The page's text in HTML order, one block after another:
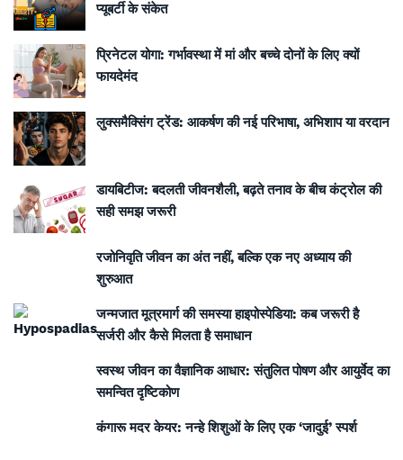
प्यूबर्टी के संकेत
प्रिनेटल योगा: गर्भावस्था में मां और बच्चे दोनों के लिए क्यों
फायदेमंद
लुक्समैक्सिंग ट्रेंड: आकर्षण की नई परिभाषा, अभिशाप या वरदान
डायबिटीज: बदलती जीवनशैली, बढ़ते तनाव के बीच कंट्रोल की
सही समझ जरूरी
रजोनिवृति जीवन का अंत नहीं, बल्कि एक नए अध्याय की
शुरुआत
जन्मजात मूत्रमार्ग की समस्या हाइपोस्पेडिया: कब जरूरी है
सर्जरी और कैसे मिलता है समाधान
स्वस्थ जीवन का वैज्ञानिक आधार: संतुलित पोषण और आयुर्वेद का
समन्वित दृष्टिकोण
कंगारू मदर केयर: नन्हे शिशुओं के लिए एक ‘जादुई’ स्पर्श